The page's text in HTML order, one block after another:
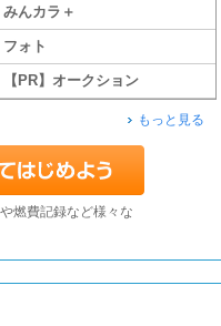
みんカラ＋
フォト
【PR】オークション
もっと見る
燃費記録など様々な